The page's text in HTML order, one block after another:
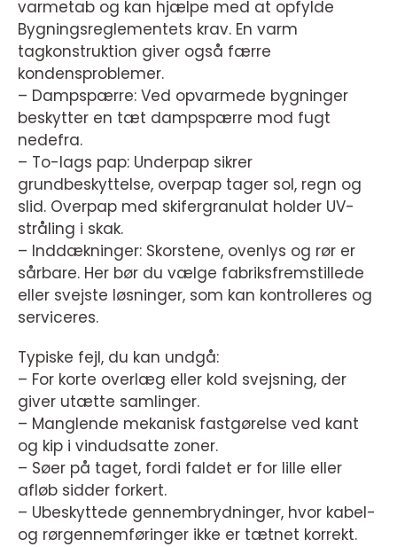
varmetab og kan hjælpe med at opfylde
Bygningsreglementets krav. En varm
tagkonstruktion giver også færre
kondensproblemer.
– Dampspærre: Ved opvarmede bygninger
beskytter en tæt dampspærre mod fugt
nedefra.
– To-lags pap: Underpap sikrer
grundbeskyttelse, overpap tager sol, regn og
slid. Overpap med skifergranulat holder UV-
stråling i skak.
– Inddækninger: Skorstene, ovenlys og rør er
sårbare. Her bør du vælge fabriksfremstillede
eller svejste løsninger, som kan kontrolleres og
serviceres.
Typiske fejl, du kan undgå:
– For korte overlæg eller kold svejsning, der
giver utætte samlinger.
– Manglende mekanisk fastgørelse ved kant
og kip i vindudsatte zoner.
– Søer på taget, fordi faldet er for lille eller
afløb sidder forkert.
– Ubeskyttede gennembrydninger, hvor kabel-
og rørgennemføringer ikke er tætnet korrekt.